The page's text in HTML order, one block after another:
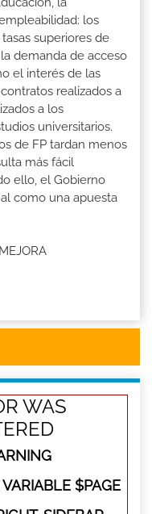
los
superiores de
demanda de acceso
el interés de las
realizados a
a los
universitarios.
de FP tardan menos
más fácil
ello, el Gobierno
como una apuesta
WAS
$PAGE